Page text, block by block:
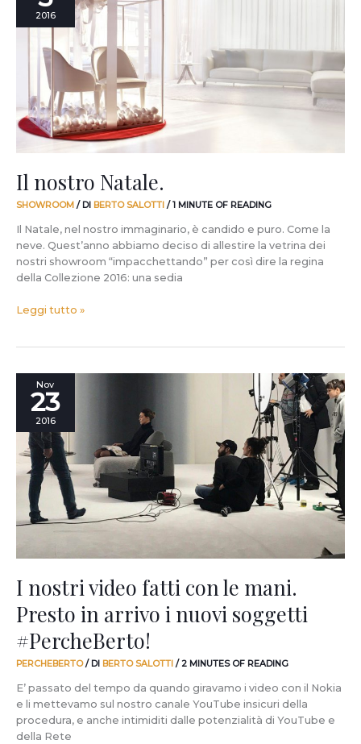
2016
Il nostro Natale.
SHOWROOM / DI BERTO SALOTTI /1 MINUTE OF READING
Il Natale, nel nostro immaginario, è candido e puro. Come la
neve. Quest’anno abbiamo deciso di allestire la vetrina dei
nostri showroom “impacchettando” per così dire la regina
della Collezione 2016: una sedia
Natale.
Leggi tutto »
Nov
23
2016
I nostri video fatti con le mani.
Presto in arrivo i nuovi soggetti
#PercheBerto!
PERCHEBERTO/ DI BERTO SALOTTI /2 MINUTES OF READING
E’ passato del tempo da quando giravamo i video con il Nokia
e li mettevamo sul nostro canale YouTube insicuri della
procedura, e anche intimiditi dalle potenzialità di YouTube e
della Rete
nostri
video
con
mani.
Presto
arrivo
nuovi
#PercheBerto!